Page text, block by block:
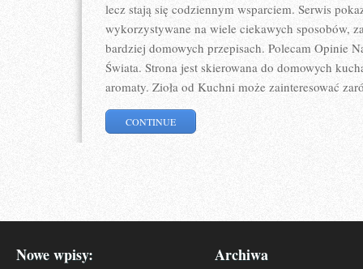
lecz stają się codziennym wsparciem. Serwis
wykorzystywane na wiele ciekawych sposobów,
bardziej domowych przepisach. Polecam Opinie
Świata. Strona jest skierowana do domowych
aromaty. Zioła od Kuchni może zainteresować
CONTINUE
Nowe wpisy: Archiwa